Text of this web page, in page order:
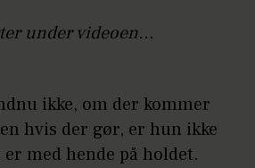
under videoen...
ikke, om der kommer
hvis der gør, er hun ikke
med hende på holdet.